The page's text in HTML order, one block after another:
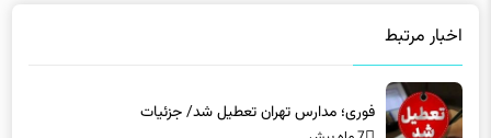
اخبار مرتبط
فوری؛ مدارس تهران تعطیل شد/ جزئیات